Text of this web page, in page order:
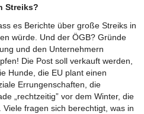
Streiks?
es Berichte über große Streiks in
würde. Und der ÖGB? Gründe
und den Unternehmern
Die Post soll verkauft werden,
Hunde, die EU plant einen
Errungenschaften, die
„rechtzeitig” vor dem Winter, die
fragen sich berechtigt, was in